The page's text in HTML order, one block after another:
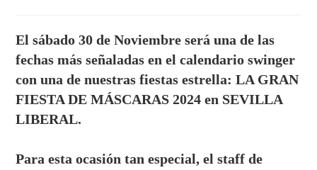
El sábado 30 de Noviembre será una de las
fechas más señaladas en el calendario swinger
con una de nuestras fiestas estrella: LA GRAN
FIESTA DE MÁSCARAS 2024 en SEVILLA
LIBERAL.
Para esta ocasión tan especial, el staff de